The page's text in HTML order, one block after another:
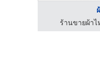
ร้านขายผ้า